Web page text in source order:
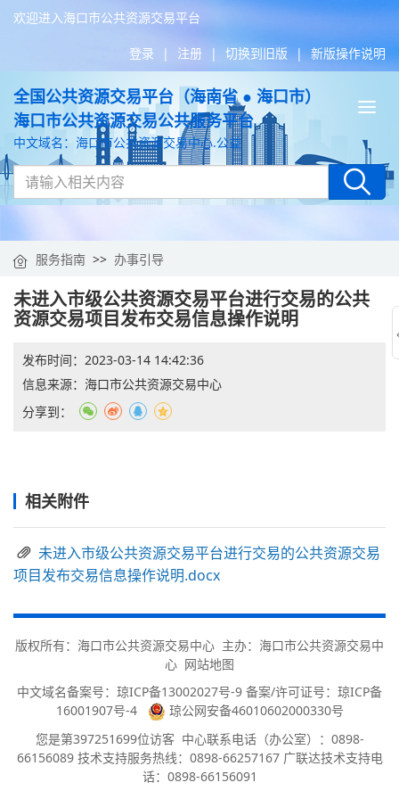
欢迎进入海口市公共资源交易平台
登录 | 注册 | 切换到旧版 | 新版操作说明
全国公共资源交易平台（海南省 ● 海口市）
海口市公共资源交易公共服务平台
中文域名：海口市公共资源交易中心.公益
服务指南 >> 办事引导
未进入市级公共资源交易平台进行交易的公共
资源交易项目发布交易信息操作说明
发布时间： 2023-03-14 14:42:36
信息来源： 海口市公共资源交易中心
分享到：
相关附件
未进入市级公共资源交易平台进行交易的公共资源交易
项目发布交易信息操作说明.docx
版权所有：海口市公共资源交易中心 主办：海口市公共资源交易中
心 网站地图
中文域名备案号： 琼ICP备13002027号-9 备案/许可证号：琼ICP备
16001907号-4
琼公网安备46010602000330号
您是第397251699位访客 中心联系电话（办公室）：0898-
66156089 技术支持服务热线：0898-66257167 广联达技术支持电
话：0898-66156091